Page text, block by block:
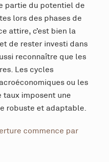
partie du potentiel de
lors des phases de
attire, c’est bien la
de rester investi dans
reconnaître que les
Les cycles
ou les
taux imposent une
robuste et adaptable.
commence par